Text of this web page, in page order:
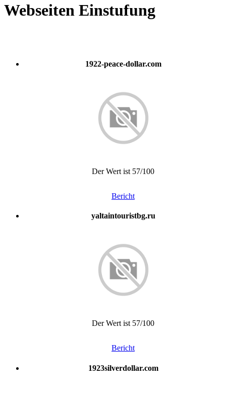
Webseiten Einstufung
1922-peace-dollar.com
Der Wert ist 57/100
Bericht
yaltaintouristbg.ru
Der Wert ist 57/100
Bericht
1923silverdollar.com